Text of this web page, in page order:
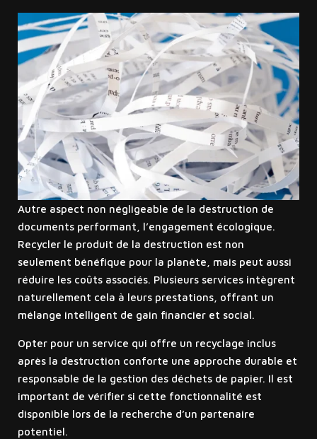
Autre aspect non négligeable de la destruction de
documents performant, l’engagement écologique.
Recycler le produit de la destruction est non
seulement bénéfique pour la planète, mais peut aussi
réduire les coûts associés. Plusieurs services intègrent
naturellement cela à leurs prestations, offrant un
mélange intelligent de gain financier et social.
Opter pour un service qui offre un recyclage inclus
après la destruction conforte une approche durable et
responsable de la gestion des déchets de papier. Il est
important de vérifier si cette fonctionnalité est
disponible lors de la recherche d’un partenaire
potentiel.